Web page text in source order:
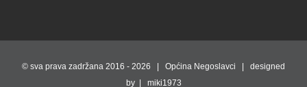
© sva prava zadržana 2016 - 2026 | Općina Negoslavci | designed
by | miki1973